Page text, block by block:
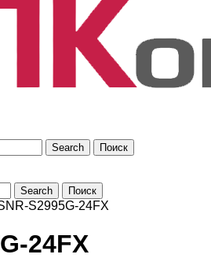
Search Поиск
Search Поиск
S2995G-24FX
24FX